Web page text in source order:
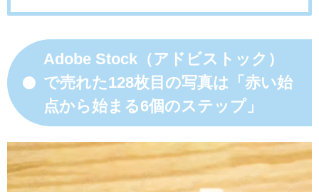
Adobe Stock（アドビストック）
で売れた128枚目の写真は「赤い始
点から始まる6個のステップ」